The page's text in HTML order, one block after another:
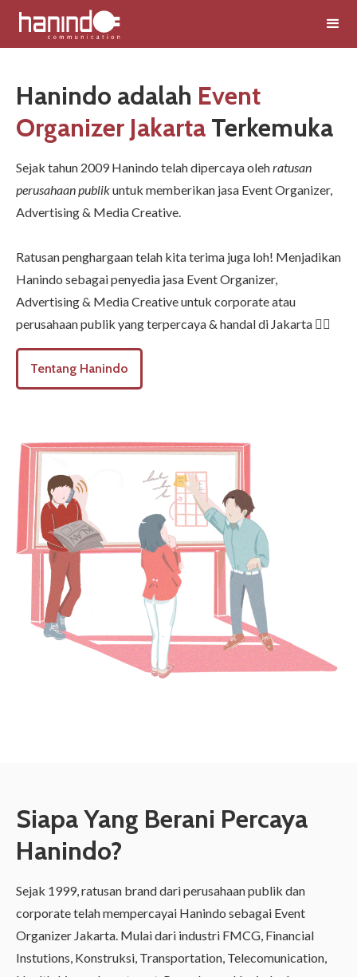
Hanindo adalah Event
Organizer Jakarta Terkemuka
Sejak tahun 2009 Hanindo telah dipercaya olehratusan
perusahaan publikuntuk memberikan jasa Event Organizer,
Advertising & Media Creative.
Ratusan penghargaan telah kita terima juga loh! Menjadikan
Hanindo sebagai penyedia jasa Event Organizer,
Advertising & Media Creative untuk corporate atau
perusahaan publik yang terpercaya & handal di Jakarta 👍🏻
Tentang Hanindo
Siapa Yang Berani Percaya
Hanindo?
Sejak 1999, ratusan brand dari perusahaan publik dan
corporate telah mempercayai Hanindo sebagai Event
Organizer Jakarta. Mulai dari industri FMCG, Financial
Instutions, Konstruksi, Transportation, Telecomunication,